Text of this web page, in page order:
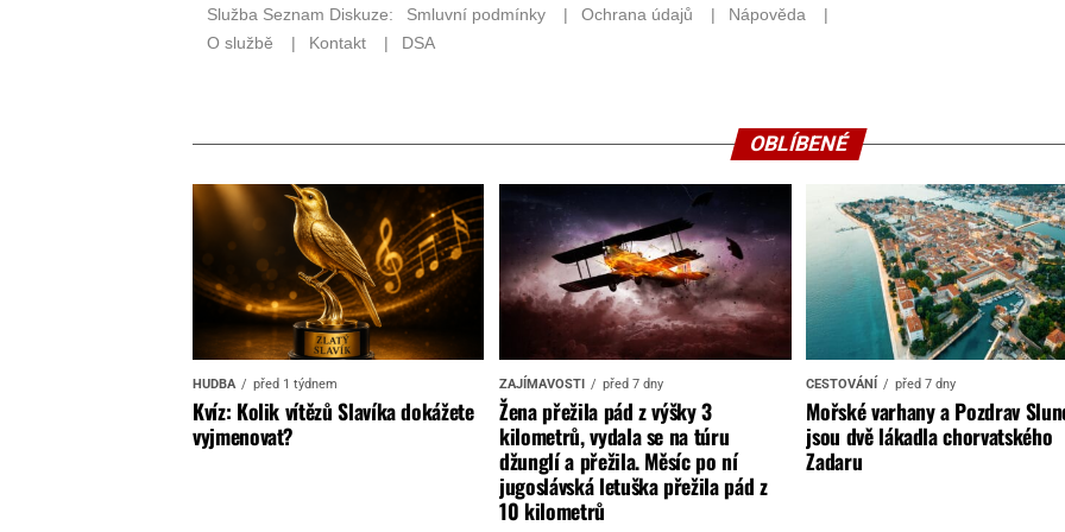
OBLÍBENÉ
HUDBA před 1 týdnem
Kvíz: Kolik vítězů Slavíka dokážete
vyjmenovat?
ZAJÍMAVOSTI před 7 dny
Žena přežila pád z výšky 3
kilometrů, vydala se na túru
džunglí a přežila. Měsíc po ní
jugoslávská letuška přežila pád z
10 kilometrů
CESTOVÁNÍ před 7 dny
Mořské varhany a Pozdrav
jsou dvě lákadla chorvatského
Zadaru